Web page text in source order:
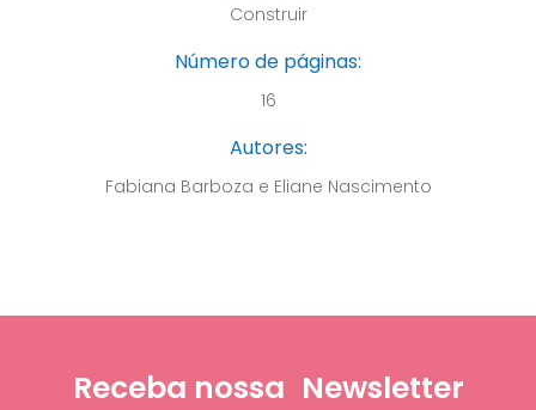
Construir
Número de páginas:
16
Autores:
Fabiana Barboza e Eliane Nascimento
Receba nossa Newsletter